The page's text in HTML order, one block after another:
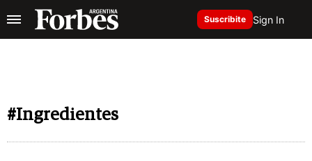
Suscribite Sign In
#Ingredientes